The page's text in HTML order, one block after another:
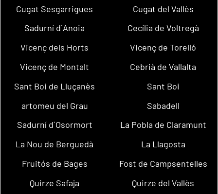
Cugat Sesgarrigues
Cugat del Vallès
Sadurní d´Anoia
Cecília de Voltregà
Vicenç dels Horts
Vicenç de Torelló
Vicenç de Montalt
Cebrià de Vallalta
Sant Boi de Lluçanès
Sant Boi
artomeu del Grau
Sabadell
Sadurní d´Osormort
La Pobla de Claramunt
La Nou de Berguedà
La Llagosta
Fruitós de Bages
Fost de Campsentelles
Quirze Safaja
Quirze del Vallès